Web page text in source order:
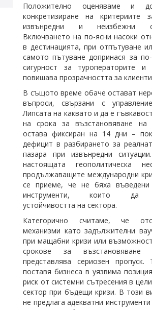
Положително оценяваме и
конкретизиране на критериите
извънредни и неизбежни
Включването на по-ясни насоки
в дестинацията, при отпътуване
самото пътуване допринася за
сигурност за туроператорите и
повишава прозрачността за
В същото време обаче остават
въпроси, свързани с
Липсата на каквато и да е
на срока за възстановяване
остава фиксиран на 14 дни –
дефицит в разбирането за
пазара при извънредни
настоящата геополитическа
продължаващите международни
се приеме, че не бяха въведени
инструменти, които да
устойчивостта на сектора.
Категорично считаме, че
механизми като задължителни
при мащабни кризи или
срокове за възстановяване
представлява сериозен
поставя бизнеса в уязвима
риск от системни сътресения в
сектор при бъдещи кризи. В този
не предлага адекватни